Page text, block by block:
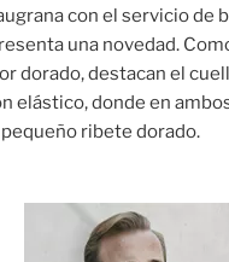
con el servicio de
una novedad.
dorado, destacan el
elástico, donde en
ribete dorado.